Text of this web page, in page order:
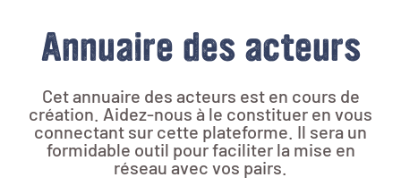
Annuaire des acteurs
Cet annuaire des acteurs est en cours de
création. Aidez-nous à le constituer en vous
connectant sur cette plateforme. Il sera un
formidable outil pour faciliter la mise en
réseau avec vos pairs.